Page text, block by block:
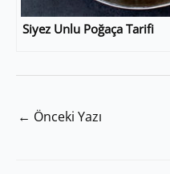
Siyez Unlu Poğaça Tarifi
← Önceki Yazı